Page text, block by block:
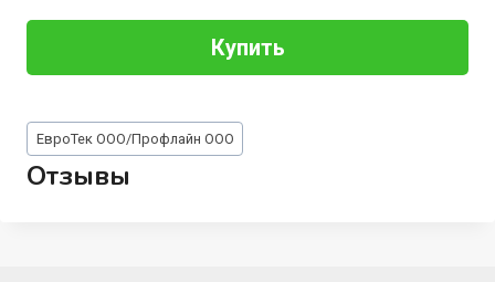
Купить
Метки
записи:
ЕвроТек ООО/Профлайн ООО
Отзывы